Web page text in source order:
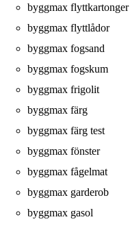
byggmax flyttkartonger
byggmax flyttlådor
byggmax fogsand
byggmax fogskum
byggmax frigolit
byggmax färg
byggmax färg test
byggmax fönster
byggmax fågelmat
byggmax garderob
byggmax gasol